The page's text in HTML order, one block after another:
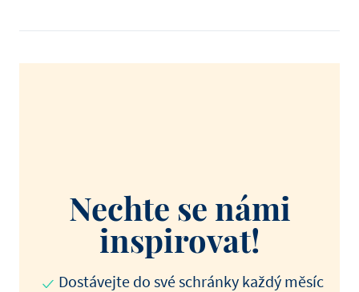
Nechte se námi
inspirovat!
Dostávejte do své schránky každý měsíc